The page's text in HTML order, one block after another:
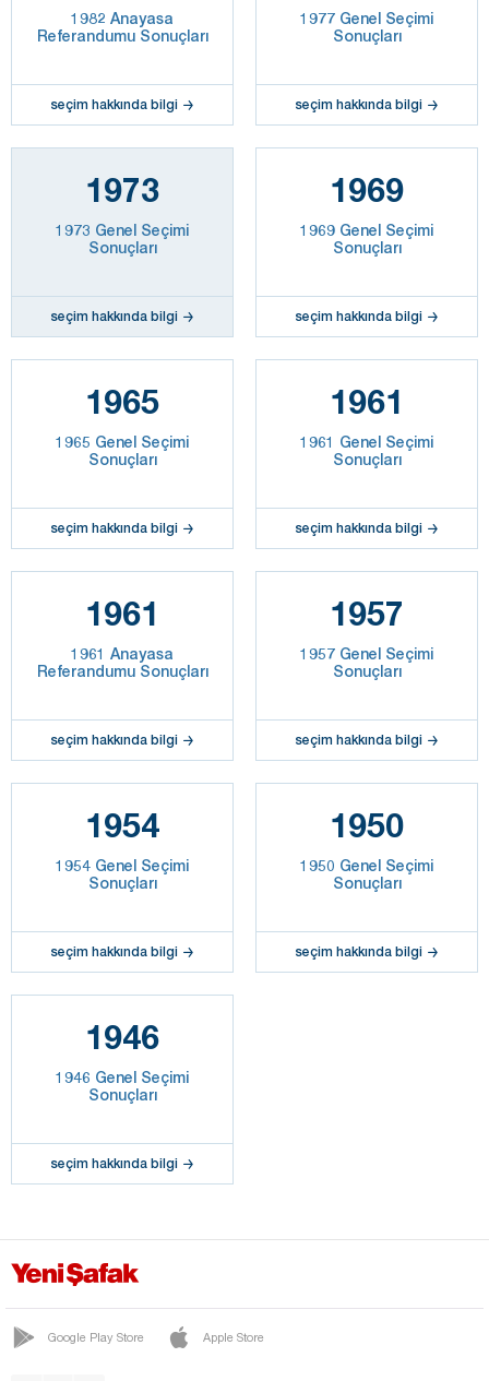
1982 Anayasa
Referandumu Sonuçları
seçim hakkında bilgi
1977 Genel Seçimi
Sonuçları
seçim hakkında bilgi
1973
1973 Genel Seçimi
Sonuçları
seçim hakkında bilgi
1969
1969 Genel Seçimi
Sonuçları
seçim hakkında bilgi
1965
1965 Genel Seçimi
Sonuçları
seçim hakkında bilgi
1961
1961 Genel Seçimi
Sonuçları
seçim hakkında bilgi
1961
1961 Anayasa
Referandumu Sonuçları
seçim hakkında bilgi
1957
1957 Genel Seçimi
Sonuçları
seçim hakkında bilgi
1954
1954 Genel Seçimi
Sonuçları
seçim hakkında bilgi
1950
1950 Genel Seçimi
Sonuçları
seçim hakkında bilgi
1946
1946 Genel Seçimi
Sonuçları
seçim hakkında bilgi
Google Play Store Apple Store